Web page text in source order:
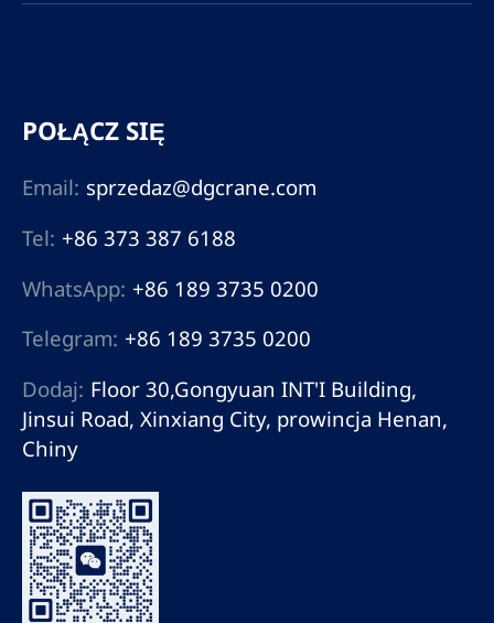
POŁĄCZ SIĘ
Email: sprzedaz@dgcrane.com
Tel: +86 373 387 6188
WhatsApp: +86 189 3735 0200
Telegram: +86 189 3735 0200
Dodaj: Floor 30,Gongyuan INT'I Building,
Jinsui Road, Xinxiang City, prowincja Henan,
Chiny